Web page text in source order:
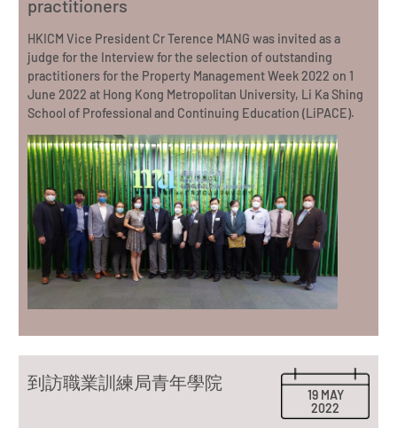
practitioners
HKICM Vice President Cr Terence MANG was invited as a
judge for the Interview for the selection of outstanding
practitioners for the Property Management Week 2022 on 1
June 2022 at Hong Kong Metropolitan University, Li Ka Shing
School of Professional and Continuing Education (LiPACE).
19 MAY
2022
到訪職業訓練局青年學院